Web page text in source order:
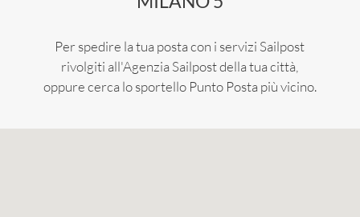
Per spedire la tua posta con i servizi Sailpost
rivolgiti all'Agenzia Sailpost della tua città,
oppure cerca lo sportello Punto Posta più vicino.